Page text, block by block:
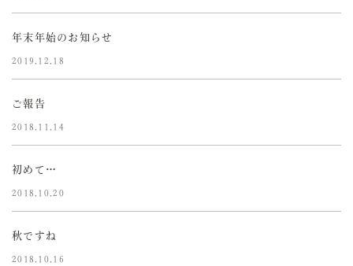
年末年始のお知らせ
2019.12.18
ご報告
2018.11.14
初めて…
2018.10.20
秋ですね
2018.10.16